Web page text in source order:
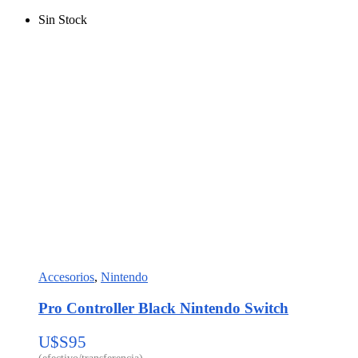
Sin Stock
Accesorios, Nintendo
Pro Controller Black Nintendo Switch
U$S95